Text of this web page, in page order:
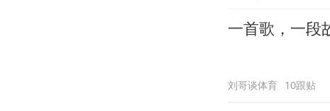
一首歌，一段
刘哥谈体育 10跟贴